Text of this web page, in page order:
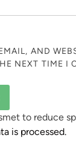
AND
NEXT TIME I
to reduce
is processed.